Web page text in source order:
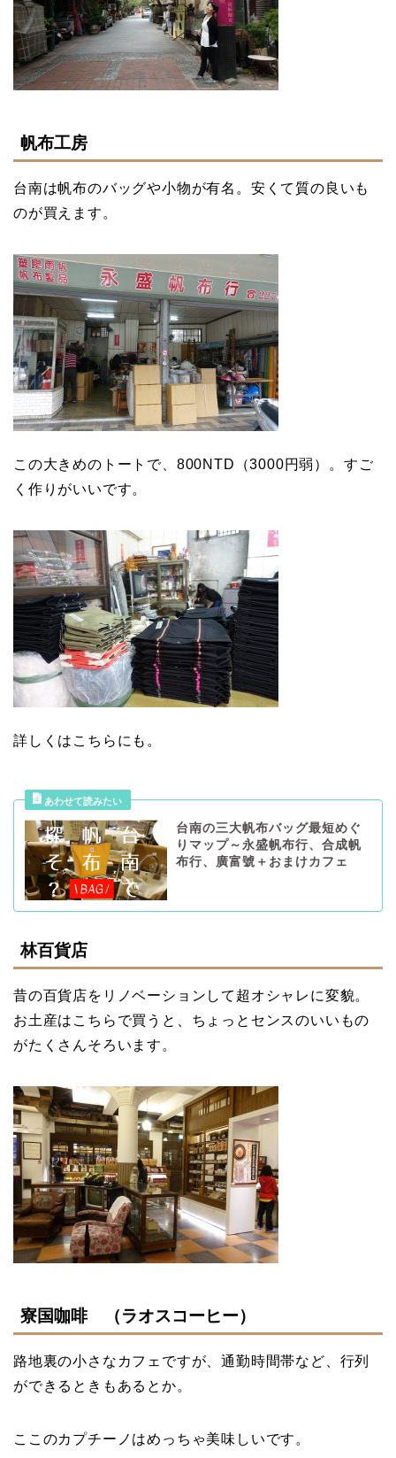
帆布工房
台南は帆布のバッグや小物が有名。安くて質の良いも
のが買えます。
この大きめのトートで、800NTD（3000円弱）。すご
く作りがいいです。
詳しくはこちらにも。
台南の三大帆布バッグ最短めぐ
りマップ～永盛帆布行、合成帆
布行、廣富號＋おまけカフェ
林百貨店
昔の百貨店をリノベーションして超オシャレに変貌。
お土産はこちらで買うと、ちょっとセンスのいいもの
がたくさんそろいます。
寮国咖啡 （ラオスコーヒー）
路地裏の小さなカフェですが、通勤時間帯など、行列
ができるときもあるとか。
ここのカプチーノはめっちゃ美味しいです。